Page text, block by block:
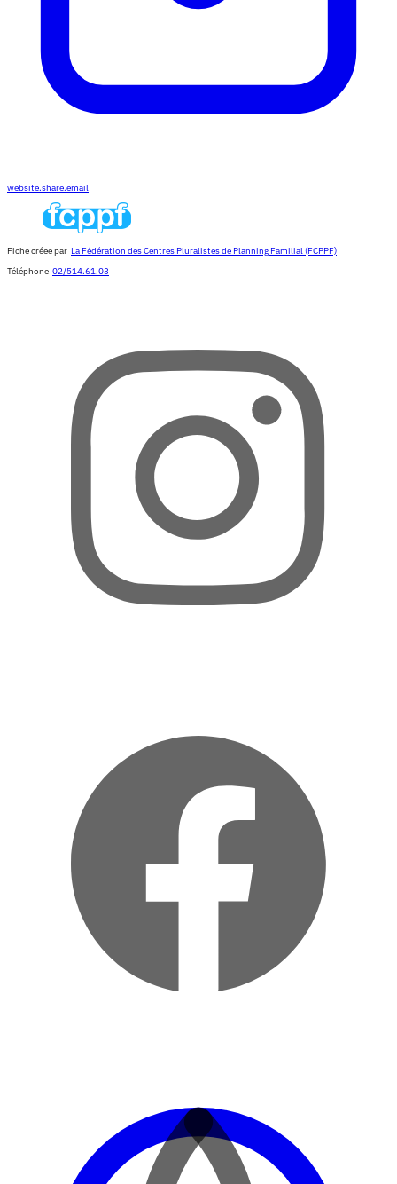
website.share.email
Fiche créee par La Fédération des Centres Pluralistes de Planning Familial (FCPPF)
Téléphone 02/514.61.03